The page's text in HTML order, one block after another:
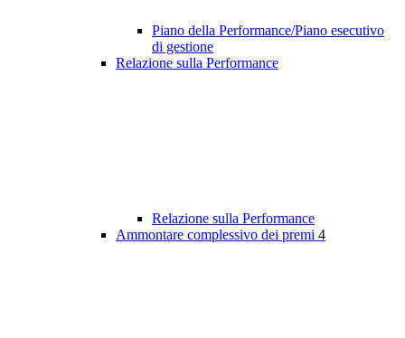
Piano della Performance/Piano esecutivo
di gestione
Relazione sulla Performance
Relazione sulla Performance
Ammontare complessivo dei premi 4